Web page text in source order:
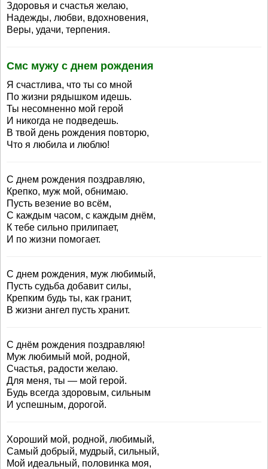
Здоровья и счастья желаю,
Надежды, любви, вдохновения,
Веры, удачи, терпения.
Смс мужу с днем рождения
Я счастлива, что ты со мной
По жизни рядышком идешь.
Ты несомненно мой герой
И никогда не подведешь.
В твой день рождения повторю,
Что я любила и люблю!
С днем рождения поздравляю,
Крепко, муж мой, обнимаю.
Пусть везение во всём,
С каждым часом, с каждым днём,
К тебе сильно прилипает,
И по жизни помогает.
С днем рождения, муж любимый,
Пусть судьба добавит силы,
Крепким будь ты, как гранит,
В жизни ангел пусть хранит.
С днём рождения поздравляю!
Муж любимый мой, родной,
Счастья, радости желаю.
Для меня, ты — мой герой.
Будь всегда здоровым, сильным
И успешным, дорогой.
Хороший мой, родной, любимый,
Самый добрый, мудрый, сильный,
Мой идеальный, половинка моя,